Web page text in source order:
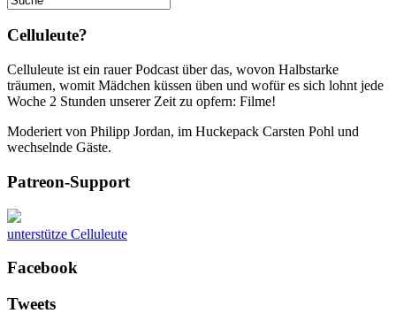
Celluleute?
Celluleute ist ein rauer Podcast über das, wovon Halbstarke
träumen, womit Mädchen küssen üben und wofür es sich lohnt jede
Woche 2 Stunden unserer Zeit zu opfern: Filme!
Moderiert von Philipp Jordan, im Huckepack Carsten Pohl und
wechselnde Gäste.
Patreon-Support
unterstütze Celluleute
Facebook
Tweets